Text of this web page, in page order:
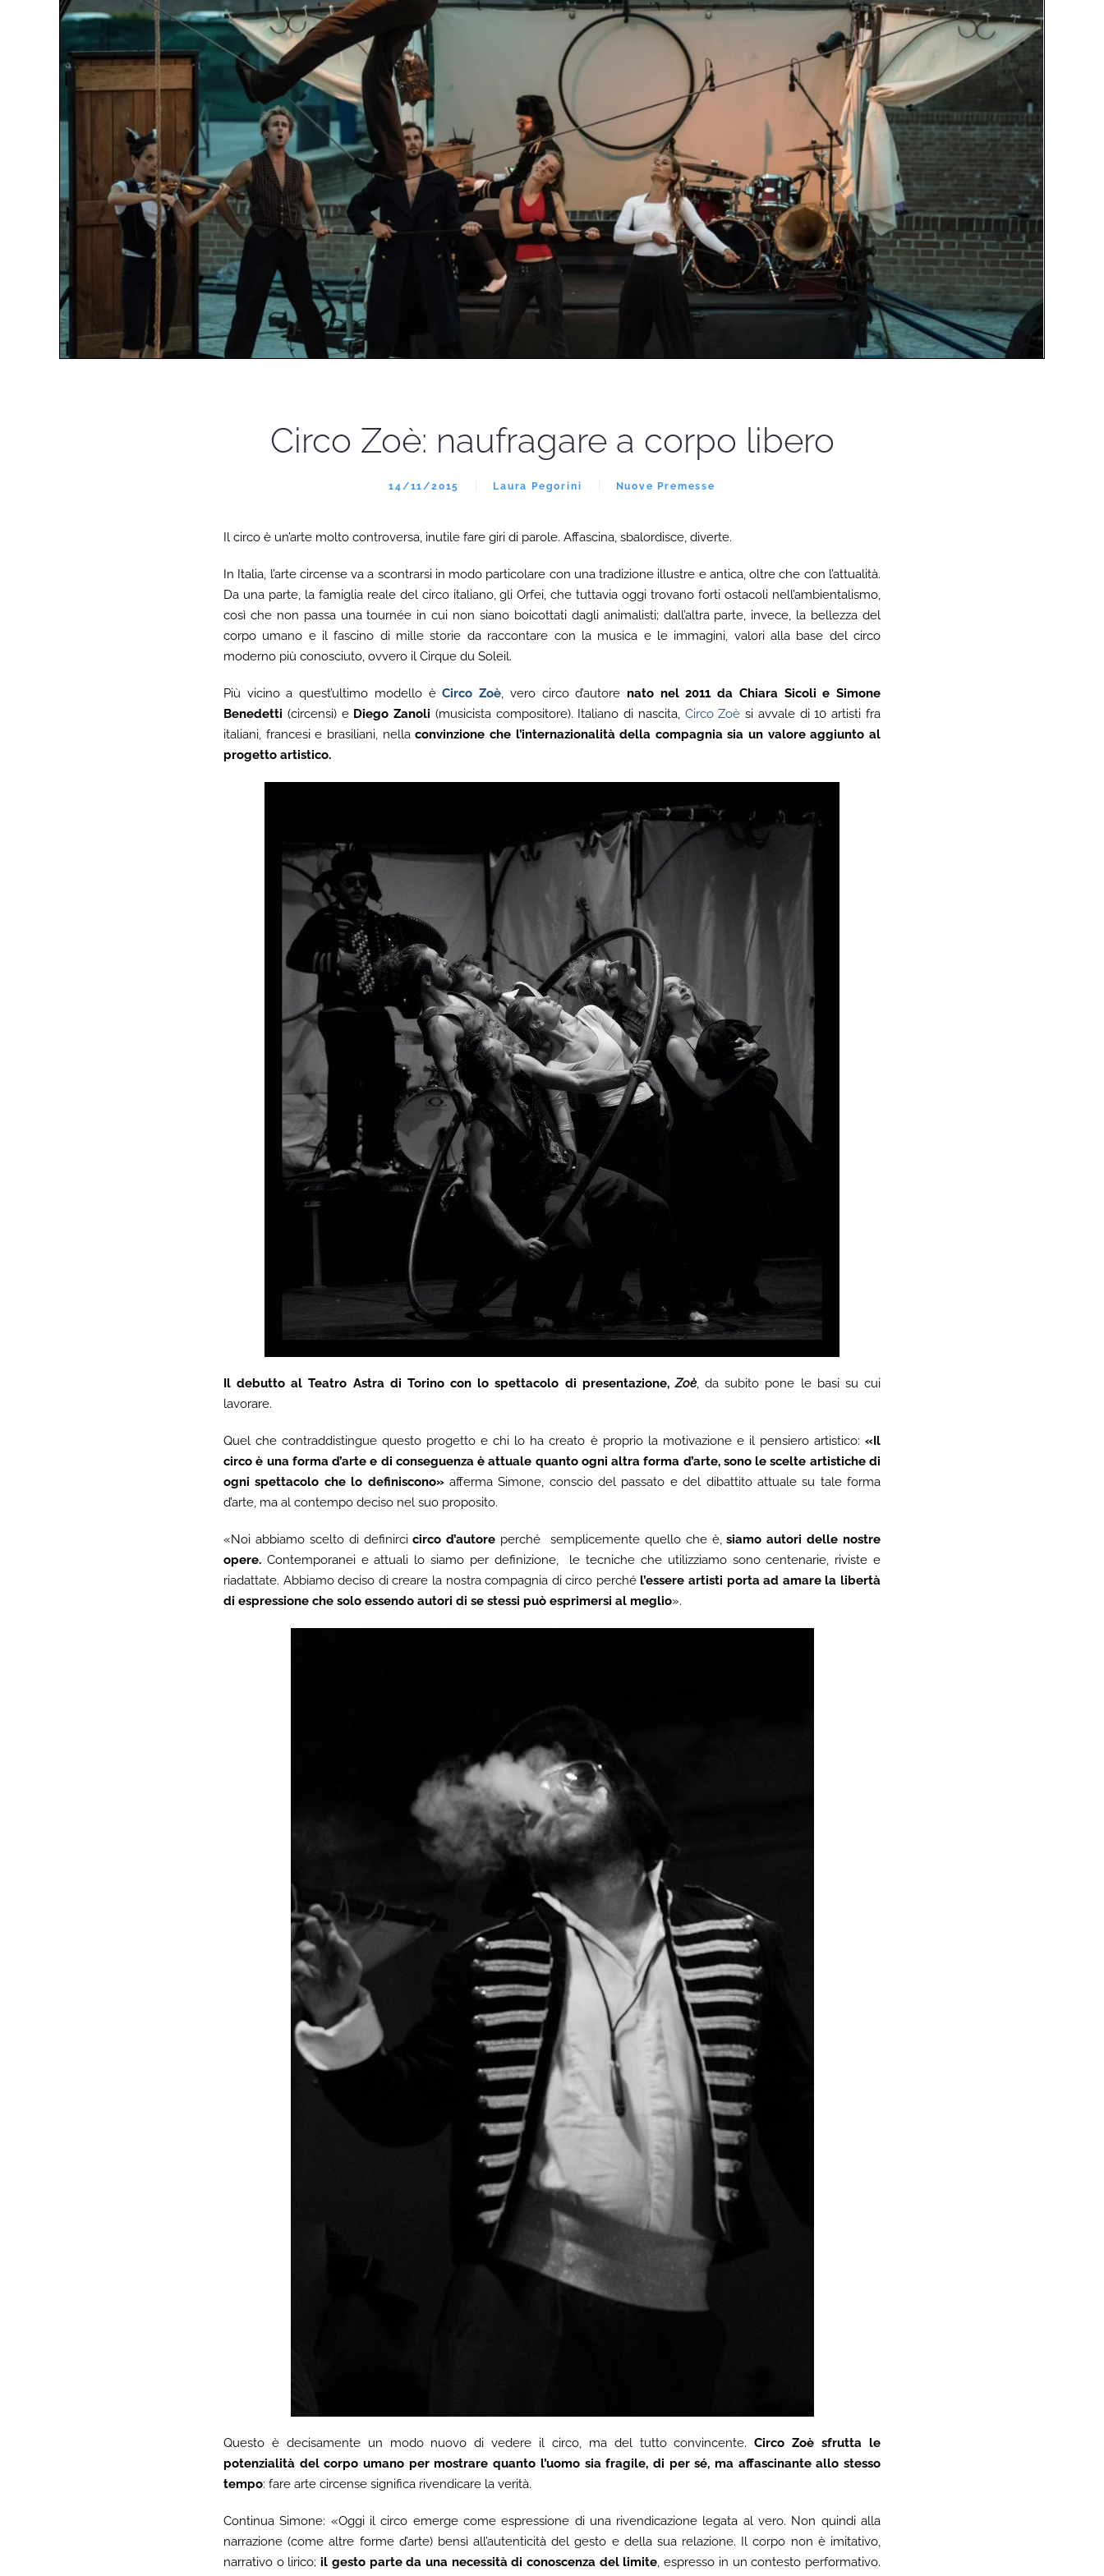
Circo Zoè: naufragare a corpo libero
14/11/2015 Laura Pegorini Nuove Premesse
Il circo è un’arte molto controversa, inutile fare giri di parole. Affascina, sbalordisce, diverte.
In Italia, l’arte circense va a scontrarsi in modo particolare con una tradizione illustre e antica, oltre che con l’attualità.
Da una parte, la famiglia reale del circo italiano, gli Orfei, che tuttavia oggi trovano forti ostacoli nell’ambientalismo,
così che non passa una tournée in cui non siano boicottati dagli animalisti; dall’altra parte, invece, la bellezza del
corpo umano e il fascino di mille storie da raccontare con la musica e le immagini, valori alla base del circo
moderno più conosciuto, ovvero il Cirque du Soleil.
Più vicino a quest’ultimo modello èCirco Zoè , vero circo d’autore nato nel 2011 da Chiara Sicoli e Simone
Benedetti (circensi) e Diego Zanoli (musicista compositore). Italiano di nascita, Circo Zoè si avvale di 10 artisti fra
italiani, francesi e brasiliani, nellaconvinzione che l’internazionalità della compagnia sia un valore aggiunto al
progetto artistico.
Il debutto al Teatro Astra di Torino con lo spettacolo di presentazione,Zoè, da subito pone le basi su cui
lavorare.
Quel che contraddistingue questo progetto e chi lo ha creato è proprio la motivazione e il pensiero artistico: «Il
circo è una forma d’arte e di conseguenza è attuale quanto ogni altra forma d’arte, sono le scelte artistiche di
ogni spettacolo che lo definiscono»afferma Simone, conscio del passato e del dibattito attuale su tale forma
d’arte, ma al contempo deciso nel suo proposito.
«Noi abbiamo scelto di definircicirco d’autore perché semplicemente quello che è,siamo autori delle nostre
opere. Contemporanei e attuali lo siamo per definizione, le tecniche che utilizziamo sono centenarie, riviste e
riadattate. Abbiamo deciso di creare la nostra compagnia di circo perchél’essere artisti porta ad amare la libertà
di espressione che solo essendo autori di se stessi può esprimersi al meglio».
Questo è decisamente un modo nuovo di vedere il circo, ma del tutto convincente.Circo Zoè sfrutta le
potenzialità del corpo umano per mostrare quanto l’uomo sia fragile, di per sé, ma affascinante allo stesso
tempo: fare arte circense significa rivendicare la verità.
Continua Simone: «Oggi il circo emerge come espressione di una rivendicazione legata al vero. Non quindi alla
narrazione (come altre forme d’arte) bensì all’autenticità del gesto e della sua relazione. Il corpo non è imitativo,
narrativo o lirico; il gesto parte da una necessità di conoscenza del limite , espresso in un contesto performativo.